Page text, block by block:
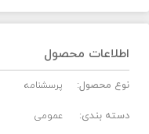
اطلاعات محصول
نوع محصول: پرسشنامه
دسته بندی: عمومی